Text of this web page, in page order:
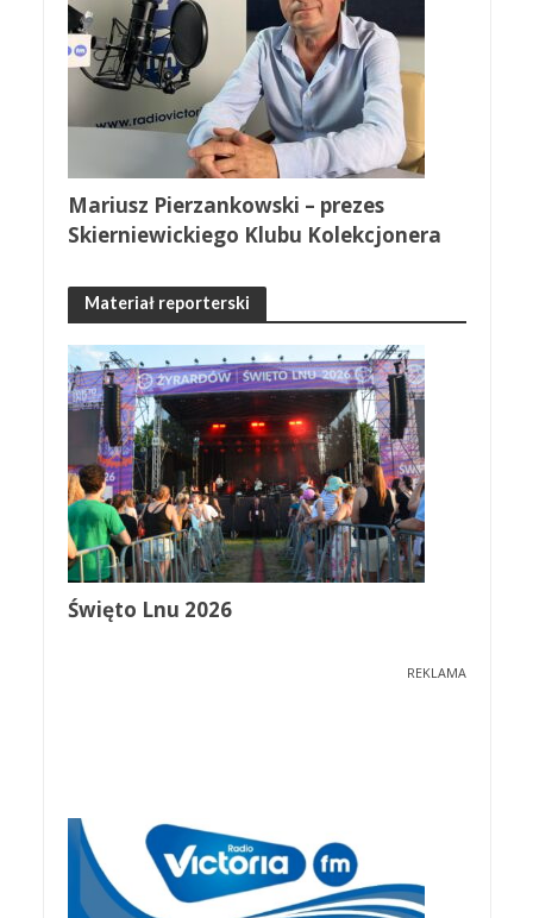
Mariusz Pierzankowski – prezes
Skierniewickiego Klubu Kolekcjonera
Materiał reporterski
Święto Lnu 2026
REKLAMA